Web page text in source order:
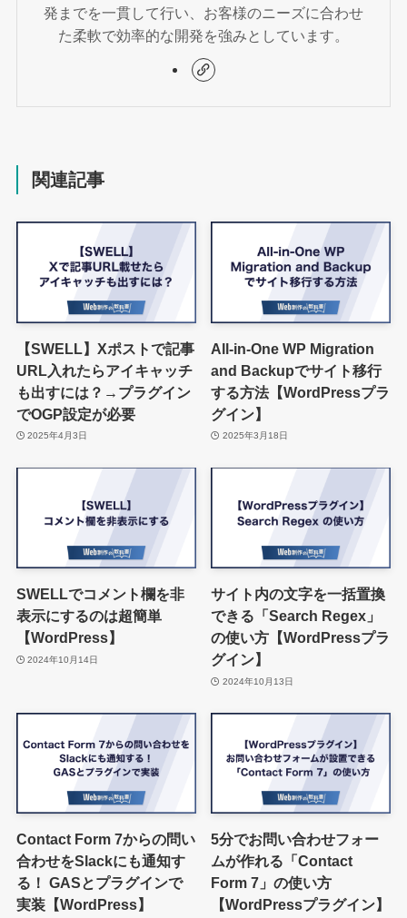
発までを一貫して行い、お客様のニーズに合わせ
た柔軟で効率的な開発を強みとしています。
関連記事
【SWELL】Xポストで記事
URL入れたらアイキャッチ
も出すには？→プラグイン
でOGP設定が必要
2025年4月3日
All-in-One WP Migration
and Backupでサイト移行
する方法【WordPressプラ
グイン】
2025年3月18日
SWELLでコメント欄を非
表示にするのは超簡単
【WordPress】
2024年10月14日
サイト内の文字を一括置換
できる「Search Regex」
の使い方【WordPressプラ
グイン】
2024年10月13日
Contact Form 7からの問い
合わせをSlackにも通知す
る！ GASとプラグインで
実装【WordPress】
5分でお問い合わせフォー
ムが作れる「Contact
Form 7」の使い方
【WordPressプラグイン】